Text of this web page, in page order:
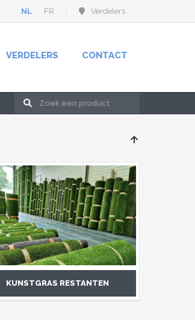
Verdelers
NL FR
VERDELERS CONTACT
KUNSTGRAS RESTANTEN